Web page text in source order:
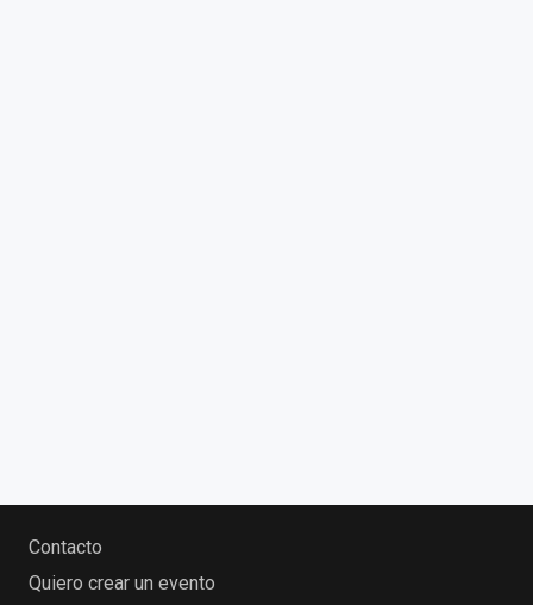
Contacto
Quiero crear un evento